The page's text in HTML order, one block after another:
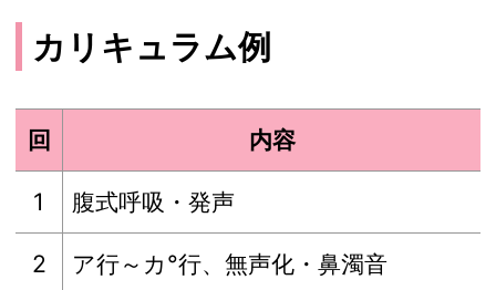
カリキュラム例
回 内容
1 腹式呼吸・発声
2 ア行～カ°行、無声化・鼻濁音